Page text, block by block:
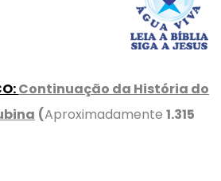
:Continuação da História do
(Aproximadamente 1.315